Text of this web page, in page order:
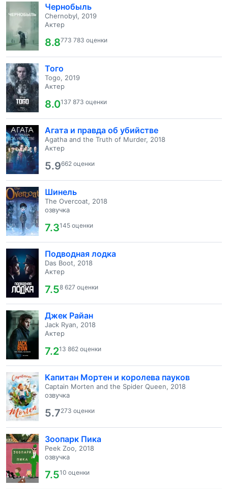
Чернобыль
Chernobyl, 2019
Актер
8.8773 783 оценки
Того
Togo, 2019
Актер
8.0137 873 оценки
Агата и правда об убийстве
Agatha and the Truth of Murder, 2018
Актер
5.9662 оценки
Шинель
The Overcoat, 2018
озвучка
7.3145 оценки
Подводная лодка
Das Boot, 2018
Актер
7.58 627 оценки
Джек Райан
Jack Ryan, 2018
Актер
7.213 862 оценки
Капитан Мортен и королева пауков
Captain Morten and the Spider Queen, 2018
озвучка
5.7273 оценки
Зоопарк Пика
Peek Zoo, 2018
озвучка
7.510 оценки